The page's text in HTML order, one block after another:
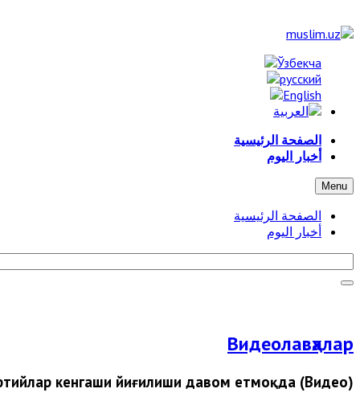
الصفحة الرئيسية
أخبار اليوم
Menu
الصفحة الرئيسية
أخبار اليوم
Видеолавҳалар
кенгaши йиғилиши дaвом етмоқдa (Видео)